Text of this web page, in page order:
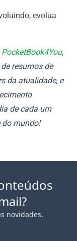
evolua
PocketBook4You,
resumos de
da atualidade, e
de cada um
do mundo!
novidades.